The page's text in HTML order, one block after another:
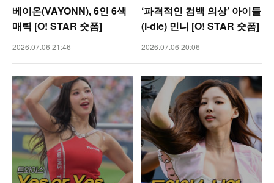
베이온(VAYONN), 6인 6색
매력 [O! STAR 숏폼]
2026.07.06 21:46
‘파격적인 컴백 의상’ 아이들
(i-dle) 민니 [O! STAR 숏폼]
2026.07.06 20:06